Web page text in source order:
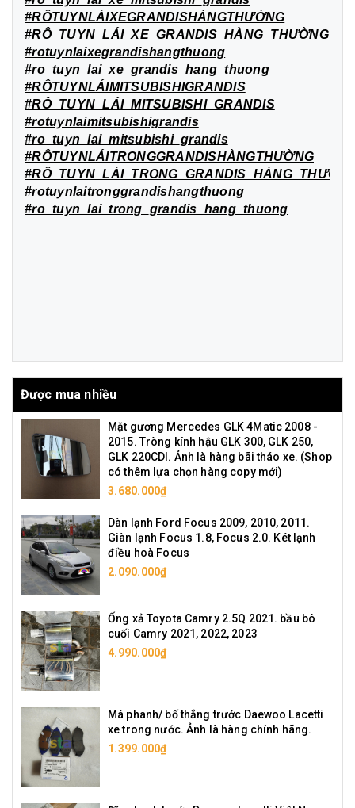
#RÔTUYNLÁIXEGRANDISHÀNGTHƯỜNG
#RÔ_TUYN_LÁI_XE_GRANDIS_HÀNG_THƯỜNG
#rotuynlaixegrandishangthuong
#ro_tuyn_lai_xe_grandis_hang_thuong
#RÔTUYNLÁIMITSUBISHIGRANDIS
#RÔ_TUYN_LÁI_MITSUBISHI_GRANDIS
#rotuynlaimitsubishigrandis
#ro_tuyn_lai_mitsubishi_grandis
#RÔTUYNLÁITRONGGRANDISHÀNGTHƯỜNG
#rotuynlaitronggrandishangthuong
#ro_tuyn_lai_trong_grandis_hang_thuong
Được mua nhiều
Mặt gương Mercedes GLK 4Matic 2008 -
2015. Tròng kính hậu GLK 300, GLK 250,
GLK 220CDI. Ảnh là hàng bãi tháo xe. (Shop
có thêm lựa chọn hàng copy mới)
3.680.000₫
Dàn lạnh Ford Focus 2009, 2010, 2011.
Giàn lạnh Focus 1.8, Focus 2.0. Két lạnh
điều hoà Focus
2.090.000₫
Ống xả Toyota Camry 2.5Q 2021. bầu bô
cuối Camry 2021, 2022, 2023
4.990.000₫
Má phanh/ bố thắng trước Daewoo Lacetti
xe trong nước. Ảnh là hàng chính hãng.
1.399.000₫